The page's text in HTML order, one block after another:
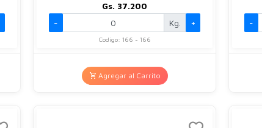
Gs. 37.200
-
Kg. +
Codigo: 166 - 166
Agregar al Carrito
-